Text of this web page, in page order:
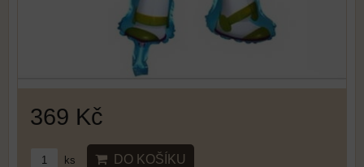
369 Kč
ks DO KOŠÍKU